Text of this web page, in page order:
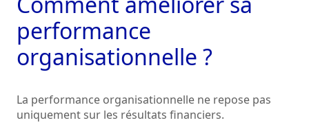
performance
organisationnelle ?
La performance organisationnelle ne repose pas
uniquement sur les résultats financiers.